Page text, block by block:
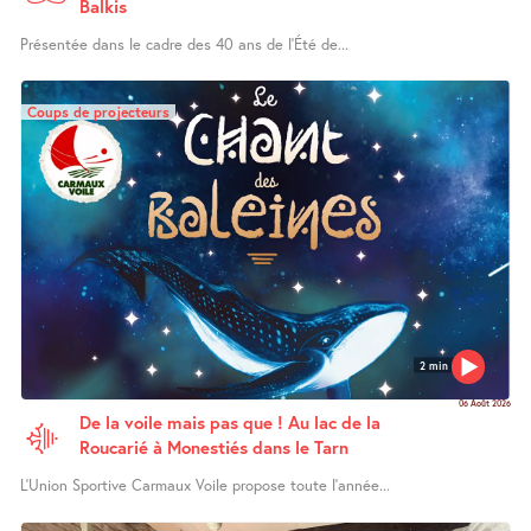
Balkis
Présentée dans le cadre des 40 ans de l’Été de...
2 min
Coups de projecteurs
06 Août 2026
De la voile mais pas que ! Au lac de la
Roucarié à Monestiés dans le Tarn
L’Union Sportive Carmaux Voile propose toute l’année...